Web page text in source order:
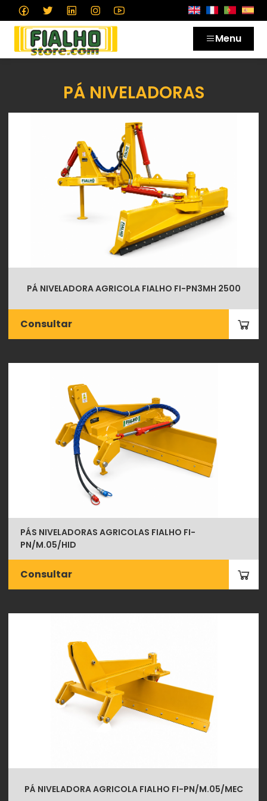
Menu
PÁ NIVELADORAS
PÁ NIVELADORA AGRICOLA FIALHO FI-PN3MH 2500
Consultar
PÁS NIVELADORAS AGRICOLAS FIALHO FI-
PN/M.05/HID
Consultar
PÁ NIVELADORA AGRICOLA FIALHO FI-PN/M.05/MEC